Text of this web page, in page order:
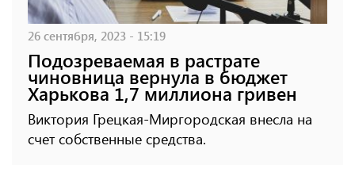
26 сентября, 2023 - 15:19
Подозреваемая в растрате
чиновница вернула в бюджет
Харькова 1,7 миллиона гривен
Виктория Грецкая-Миргородская внесла на
счет собственные средства.